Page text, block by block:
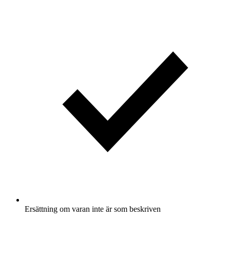
Ersättning om varan inte är som beskriven